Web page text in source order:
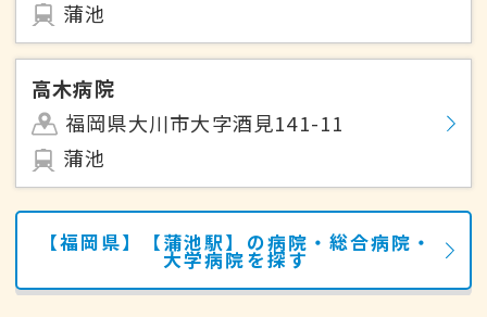
蒲池
高木病院
福岡県大川市大字酒見141-11
蒲池
【福岡県】【蒲池駅】の病院・総合病院・
大学病院を探す